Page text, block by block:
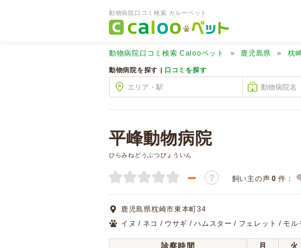
動物病院口コミ検索 カルーペット
動物病院口コミ検索 Calooペット 鹿児島県 枕
動物病院を探す | 口コミを探す
平峰動物病院
ひらみねどうぶつびょういん
－ ？ 飼い主の声 0 件：
鹿児島県枕崎市東本町34
イヌ / ネコ / ウサギ / ハムスター / フェレット / モル
診察時間 月 火